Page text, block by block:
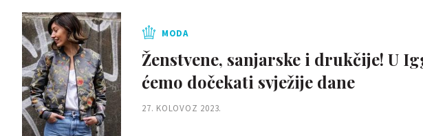
MODA
Ženstvene, sanjarske i drukčije! U
ćemo dočekati svježije dane
27. KOLOVOZ 2023.